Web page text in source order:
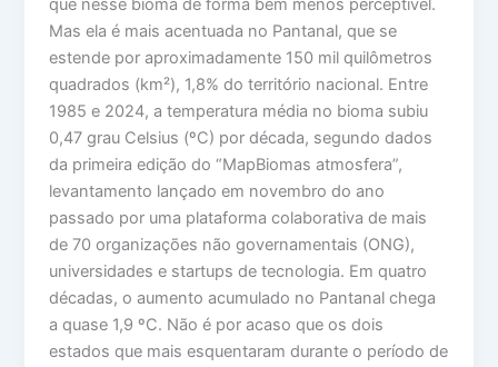
que nesse bioma de forma bem menos perceptível.
Mas ela é mais acentuada no Pantanal, que se
estende por aproximadamente 150 mil quilômetros
quadrados (km²), 1,8% do território nacional. Entre
1985 e 2024, a temperatura média no bioma subiu
0,47 grau Celsius (ºC) por década, segundo dados
da primeira edição do “MapBiomas atmosfera”,
levantamento lançado em novembro do ano
passado por uma plataforma colaborativa de mais
de 70 organizações não governamentais (ONG),
universidades e startups de tecnologia. Em quatro
décadas, o aumento acumulado no Pantanal chega
a quase 1,9 ºC. Não é por acaso que os dois
estados que mais esquentaram durante o período de